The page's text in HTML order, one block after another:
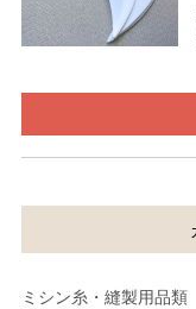
ミシン糸・縫製用品類